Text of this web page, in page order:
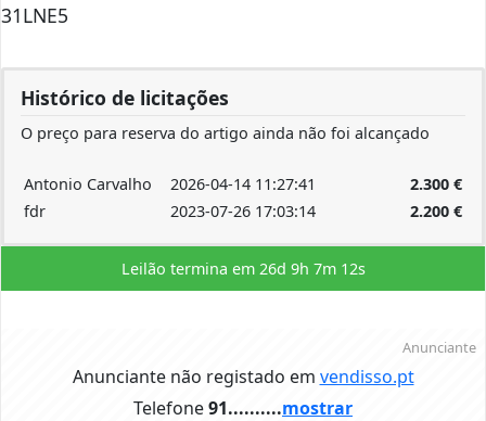
31LNE5
Histórico de licitações
O preço para reserva do artigo ainda não foi alcançado
Antonio Carvalho 2026-04-14 11:27:41 2.300 €
fdr
2023-07-26 17:03:14 2.200 €
Leilão termina em 26d 9h 7m 12s
Telefone91..........mostrar
Anunciante
Anunciante não registado em vendisso.pt